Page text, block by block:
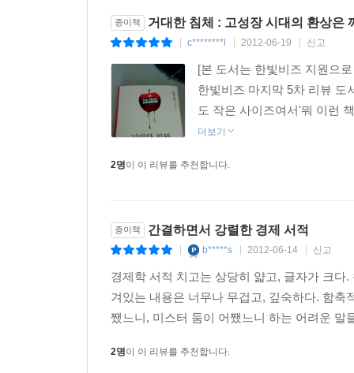
종이책 거대한 침체 : 고성장 시대의 환상은
c********l 2012-06-19 신고
[본 도서는 한빛비즈 지원으
한빛비즈 마지막 5차 리뷰 도
도 작은 사이즈여서'뭐 이런
더보기
2명이 이 리뷰를 추천합니다.
종이책 간결하면서 강렬한 경제 서적
b*****s 2012-06-14 신고
경제학 서적 치고는 상당히 얇고, 글자가 크다
겨있는 내용은 너무나 무겁고, 깊숙하다. 함
쨌느니, 미스터 둠이 어쨌느니 하는 어려운
2명이 이 리뷰를 추천합니다.